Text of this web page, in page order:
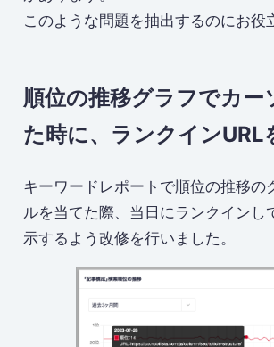
このような問題を抽出するのにお役
順位の推移グラフでカー
た時に、ランクインURL
キーワードレポートで順位の推移の
ルを当てた際、当日にランクインし
示するよう改修を行いました。